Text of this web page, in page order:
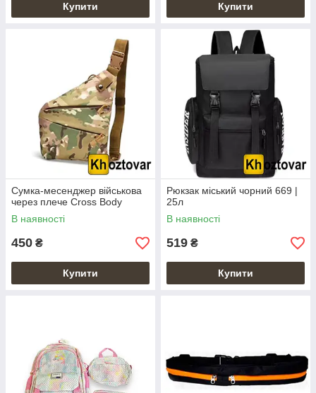
Купити Купити
Сумка-месенджер військова
через плече Cross Body
В наявності
450 ₴
Купити
Рюкзак міський чорний 669 |
25л
В наявності
519 ₴
Купити